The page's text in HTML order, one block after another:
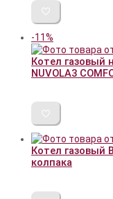
-11%
Котел газовый
NUVOLA3
Котел газовый
колпака